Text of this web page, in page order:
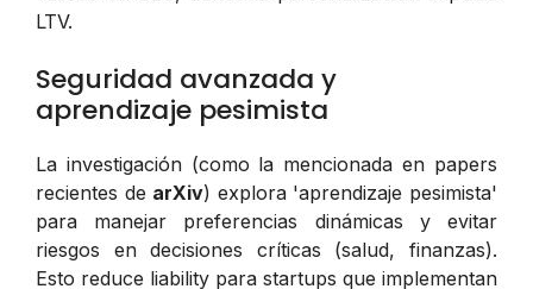
LTV.
Seguridad avanzada y
aprendizaje pesimista
La investigación (como la mencionada en papers
recientes de arXiv) explora 'aprendizaje pesimista'
para manejar preferencias dinámicas y evitar
riesgos en decisiones críticas (salud, finanzas).
Esto reduce liability para startups que implementan